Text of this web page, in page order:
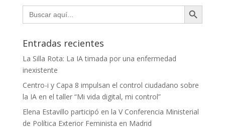
Buscar: Botón de búsqueda
Entradas recientes
La Silla Rota: La IA timada por una enfermedad
inexistente
Centro-i y Capa 8 impulsan el control ciudadano sobre
la IA en el taller “Mi vida digital, mi control”
Elena Estavillo participó en la V Conferencia Ministerial
de Política Exterior Feminista en Madrid